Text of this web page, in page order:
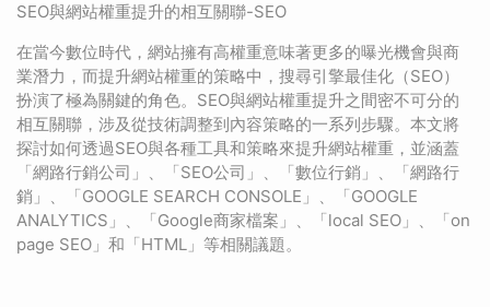
SEO與網站權重提升的相互關聯-SEO
在當今數位時代，網站擁有高權重意味著更多的曝光機會與商
業潛力，而提升網站權重的策略中，搜尋引擎最佳化（SEO）
扮演了極為關鍵的角色。SEO與網站權重提升之間密不可分的
相互關聯，涉及從技術調整到內容策略的一系列步驟。本文將
探討如何透過SEO與各種工具和策略來提升網站權重，並涵蓋
「網路行銷公司」、「SEO公司」、「數位行銷」、「網路行
銷」、「GOOGLE SEARCH CONSOLE」、「GOOGLE
ANALYTICS」、「Google商家檔案」、「local SEO」、「on
page SEO」和「HTML」等相關議題。